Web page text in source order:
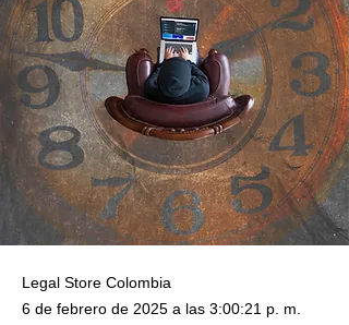
Legal Store Colombia
6 de febrero de 2025 a las 3:00:21 p. m.